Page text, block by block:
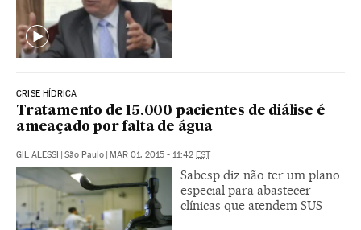
CRISE HÍDRICA
Tratamento de 15.000 pacientes de diálise é
ameaçado por falta de água
GIL ALESSI | São Paulo | MAR 01, 2015 - 11:42 EST
Sabesp diz não ter um plano
especial para abastecer
clínicas que atendem SUS